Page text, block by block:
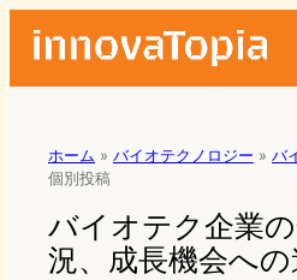
ホーム » バイオテクノロジー » バ
個別投稿
バイオテク企業
況、成長機会への